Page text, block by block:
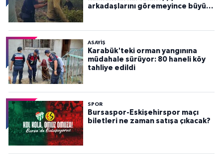
arkadaşlarını göremeyince büyük
ASAYİŞ
Karabük'teki orman yangınına
müdahale sürüyor: 80 haneli köy
tahliye edildi
SPOR
Bursaspor-Eskişehirspor maçı
biletleri ne zaman satışa çıkacak?